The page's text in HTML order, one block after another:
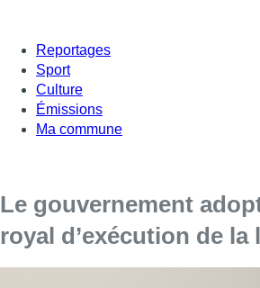
Reportages
Sport
Culture
Émissions
Ma commune
Le gouvernement
royal d’exécution de la